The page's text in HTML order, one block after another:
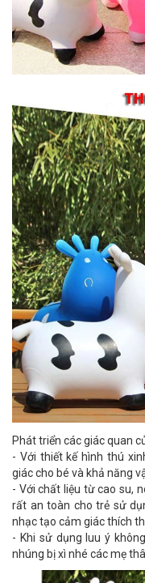
Phát triển các giác quan
- Với thiết kế hình thú
giác cho bé và khả năng
- Với chất liệu từ cao su,
rất an toàn cho trẻ sử
nhạc tạo cảm giác thích
- Khi sử dụng luu ý
nhúng bị xì nhé các mẹ